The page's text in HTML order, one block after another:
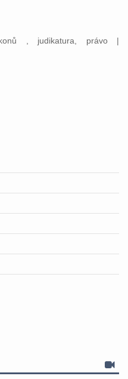
, judikatura, právo |